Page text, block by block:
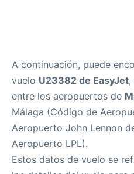
A continuación, puede
vuelo U23382 de EasyJet,
entre los aeropuertos de
Málaga (Código de
Aeropuerto John Lennon
Aeropuerto LPL).
Estos datos de vuelo se